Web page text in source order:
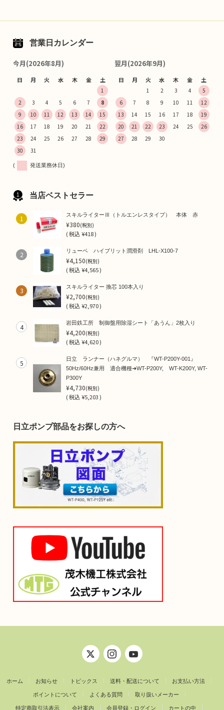
営業日カレンダー
今月(2026年8月)
日 月 火 水 木 金 土
1
2
3 4 5 6 7
8
9
10 11 12 13 14
15
16
17 18 19 20 21
22
23
24 25 26 27 28
29
30
31
翌月(2026年9月)
日 月 火 水 木 金 土
1 2 3 4
5
6
7 8 9 10 11
12
13
14 15 16 17 18
19
20
21 22 23 24 25
26
27
28 29 30
( 発送業務休日)
当店ベストセラー
1 スキルライターⅢ（トルエンレスタイプ） 本体 赤
¥380(税別)
(税込¥418 )
2 リューベ ハイブリット潤滑剤 LHL-X100-7
¥4,150(税別)
(税込¥4,565 )
3 スキルライター 換芯 100本入り
¥2,700(税別)
(税込¥2,970 )
4 岩田鉄工所 制御盤用除湿シート「あうん」2枚入り
¥4,200(税別)
(税込¥4,620 )
5
日立 ランナー（ハネグルマ） 『WT-P200Y-001』
50Hz/60Hz兼用 適合機種➜WT-P200Y, WT-K200Y, WT-
P300Y
¥4,730(税別)
(税込¥5,203 )
日立ポンプ部品をお探しの方へ
ホーム お知らせ トピックス 送料・配送について お支払い方法
ポイントについて よくある質問 取り扱いメーカー
特定商取引法表示 会社案内 会員登録・ログイン カートの中